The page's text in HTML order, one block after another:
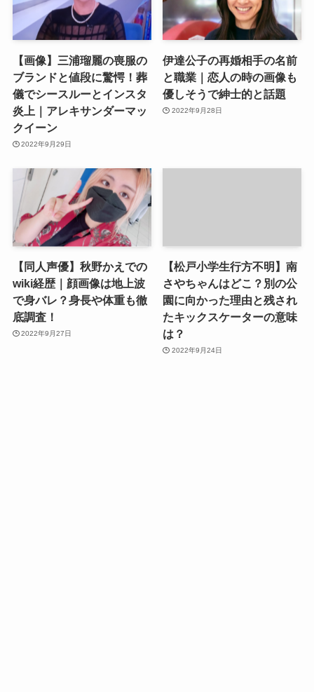
【画像】三浦瑠麗の喪服の
ブランドと値段に驚愕！葬
儀でシースルーとインスタ
炎上｜アレキサンダーマッ
クイーン
2022年9月29日
伊達公子の再婚相手の名前
と職業｜恋人の時の画像も
優しそうで紳士的と話題
2022年9月28日
【同人声優】秋野かえでの
wiki経歴｜顔画像は地上波
で身バレ？身長や体重も徹
底調査！
2022年9月27日
【松戸小学生行方不明】南
さやちゃんはどこ？別の公
園に向かった理由と残され
たキックスケーターの意味
は？
2022年9月24日